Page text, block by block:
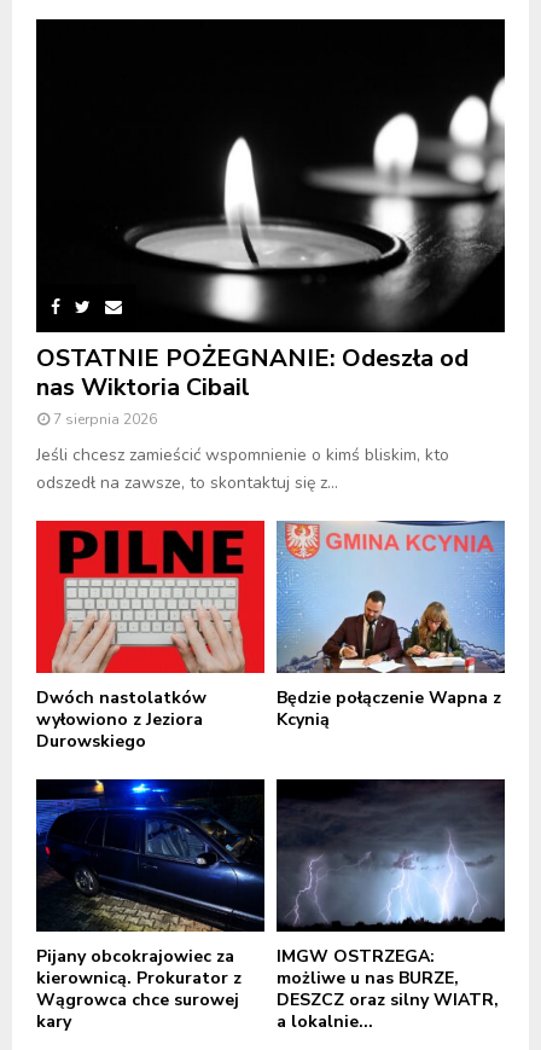
OSTATNIE POŻEGNANIE: Odeszła od
nas Wiktoria Cibail
7 sierpnia 2026
Jeśli chcesz zamieścić wspomnienie o kimś bliskim, kto
odszedł na zawsze, to skontaktuj się z...
Dwóch nastolatków
wyłowiono z Jeziora
Durowskiego
Będzie połączenie Wapna z
Kcynią
Pijany obcokrajowiec za
kierownicą. Prokurator z
Wągrowca chce surowej
kary
IMGW OSTRZEGA:
możliwe u nas BURZE,
DESZCZ oraz silny WIATR,
a lokalnie...